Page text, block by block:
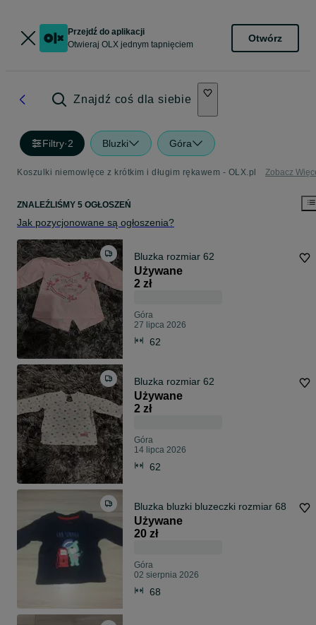
Przejdź do aplikacji
Otwieraj OLX jednym tapnięciem
Otwórz
Znajdź coś dla siebie
Filtry·2 Bluzki Góra
Koszulki niemowlęce z krótkim i długim rękawem - OLX.pl Zobacz
ZNALEŹLIŚMY 5 OGŁOSZEŃ
Jak pozycjonowane są ogłoszenia?
Bluzka rozmiar 62
Używane
2 zł
Góra
27 lipca 2026
62
Bluzka rozmiar 62
Używane
2 zł
Góra
14 lipca 2026
62
Bluzka bluzki bluzeczki rozmiar 68
Używane
20 zł
Góra
02 sierpnia 2026
68